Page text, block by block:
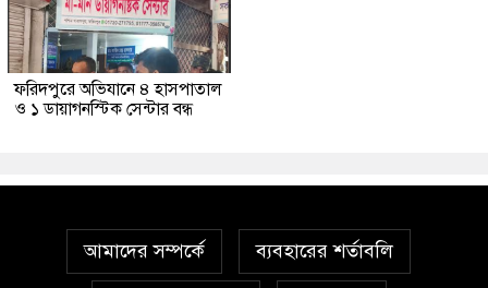
ফরিদপুরে অভিযানে ৪ হাসপাতাল
ও ১ ডায়াগনস্টিক সেন্টার বন্ধ
আমাদের সম্পর্কে ব্যবহারের শর্তাবলি